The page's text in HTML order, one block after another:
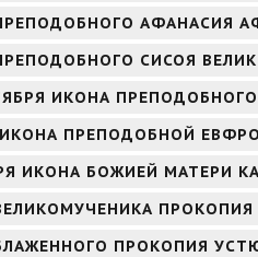
АФАНАСИЯ
СИСОЯ
ИКОНА
ПРЕПОДОБНОЙ
ИКОНА БОЖИЕЙ МАТЕРИ
ПРОКОПИЯ
ПРОКОПИЯ